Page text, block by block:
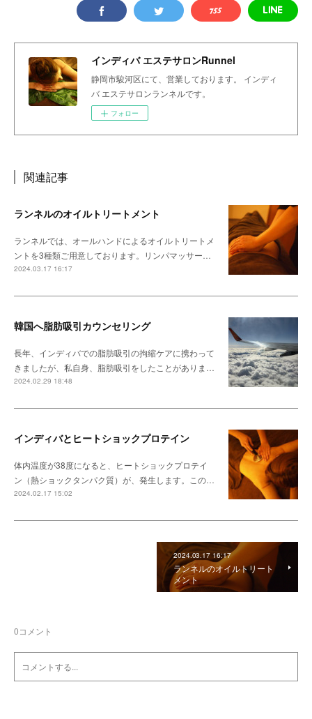
インディバ エステサロンRunnel
静岡市駿河区にて、営業しております。 インディ
バ エステサロンランネルです。
フォロー
関連記事
ランネルのオイルトリートメント
ランネルでは、オールハンドによるオイルトリートメ
ントを3種類ご用意しております。リンパマッサー…
2024.03.17 16:17
韓国へ脂肪吸引カウンセリング
長年、インディバでの脂肪吸引の拘縮ケアに携わって
きましたが、私自身、脂肪吸引をしたことがありま…
2024.02.29 18:48
インディバとヒートショックプロテイン
体内温度が38度になると、ヒートショックプロテイ
ン（熱ショックタンパク質）が、発生します。この…
2024.02.17 15:02
2024.03.17 16:17
ランネルのオイルトリート
メント
0コメント